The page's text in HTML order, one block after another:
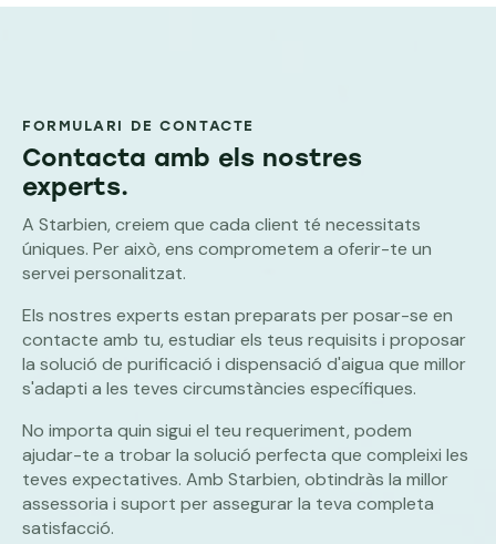
FORMULARI DE CONTACTE
Contacta amb els nostres
experts.
A Starbien, creiem que cada client té necessitats
úniques. Per això, ens comprometem a oferir-te un
servei personalitzat.
Els nostres experts estan preparats per posar-se en
contacte amb tu, estudiar els teus requisits i proposar
la solució de purificació i dispensació d'aigua que millor
s'adapti a les teves circumstàncies específiques.
No importa quin sigui el teu requeriment, podem
ajudar-te a trobar la solució perfecta que compleixi les
teves expectatives. Amb Starbien, obtindràs la millor
assessoria i suport per assegurar la teva completa
satisfacció.